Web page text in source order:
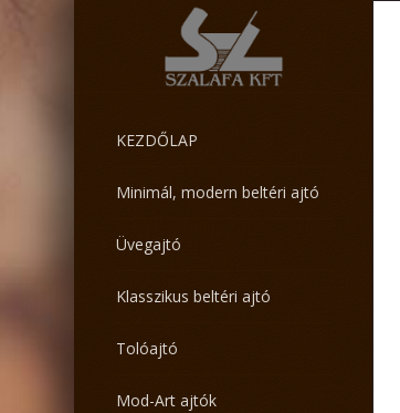
KEZDŐLAP
Minimál, modern beltéri ajtó
Üvegajtó
Klasszikus beltéri ajtó
Tolóajtó
Mod-Art ajtók